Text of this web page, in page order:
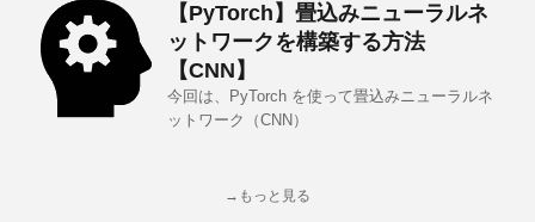
【PyTorch】畳込みニューラルネ
ットワークを構築する方法
【CNN】
今回は、PyTorch を使って畳込みニューラルネ
ットワーク（CNN）
→もっと見る